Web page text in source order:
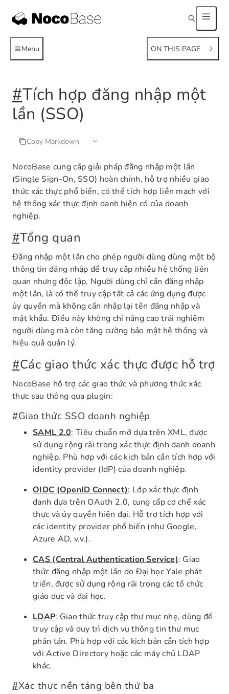
Menu ON THIS PAGE
#Tích hợp đăng nhập một
lần (SSO)
Copy Markdown
NocoBase cung cấp giải pháp đăng nhập một lần
(Single Sign-On, SSO) hoàn chỉnh, hỗ trợ nhiều giao
thức xác thực phổ biến, có thể tích hợp liền mạch với
hệ thống xác thực định danh hiện có của doanh
nghiệp.
#Tổng quan
Đăng nhập một lần cho phép người dùng dùng một bộ
thông tin đăng nhập để truy cập nhiều hệ thống liên
quan nhưng độc lập. Người dùng chỉ cần đăng nhập
một lần, là có thể truy cập tất cả các ứng dụng được
ủy quyền mà không cần nhập lại tên đăng nhập và
mật khẩu. Điều này không chỉ nâng cao trải nghiệm
người dùng mà còn tăng cường bảo mật hệ thống và
hiệu quả quản lý.
#Các giao thức xác thực được hỗ trợ
NocoBase hỗ trợ các giao thức và phương thức xác
thực sau thông qua plugin:
#Giao thức SSO doanh nghiệp
SAML 2.0: Tiêu chuẩn mở dựa trên XML, được
sử dụng rộng rãi trong xác thực định danh doanh
nghiệp. Phù hợp với các kịch bản cần tích hợp với
identity provider (IdP) của doanh nghiệp.
OIDC (OpenID Connect): Lớp xác thực định
danh dựa trên OAuth 2.0, cung cấp cơ chế xác
thực và ủy quyền hiện đại. Hỗ trợ tích hợp với
các identity provider phổ biến (như Google,
Azure AD, v.v.).
CAS (Central Authentication Service): Giao
thức đăng nhập một lần do Đại học Yale phát
triển, được sử dụng rộng rãi trong các tổ chức
giáo dục và đại học.
LDAP: Giao thức truy cập thư mục nhẹ, dùng để
truy cập và duy trì dịch vụ thông tin thư mục
phân tán. Phù hợp với các kịch bản cần tích hợp
với Active Directory hoặc các máy chủ LDAP
khác.
#Xác thực nền tảng bên thứ ba